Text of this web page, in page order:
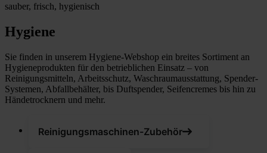
sauber, frisch, hygienisch
Hygiene
Sie finden in unserem Hygiene-Webshop ein breites Sortiment an
Hygieneprodukten für den betrieblichen Einsatz – von
Reinigungsmitteln, Arbeitsschutz, Waschraumausstattung, Spender-
Systemen, Abfallbehälter, bis Duftspender, Seifencremes bis hin zu
Händetrocknern und mehr.
Reinigungsmaschinen-Zubehör